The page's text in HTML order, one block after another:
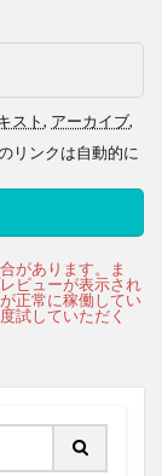
スト, アーカイブ,
リンクは自動的に